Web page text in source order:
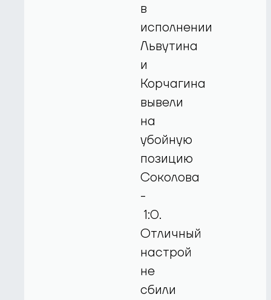
в
исполнении
Львутина
и
Корчагина
вывели
на
убойную
позицию
Соколова
-
1:0.
Отличный
настрой
не
сбили